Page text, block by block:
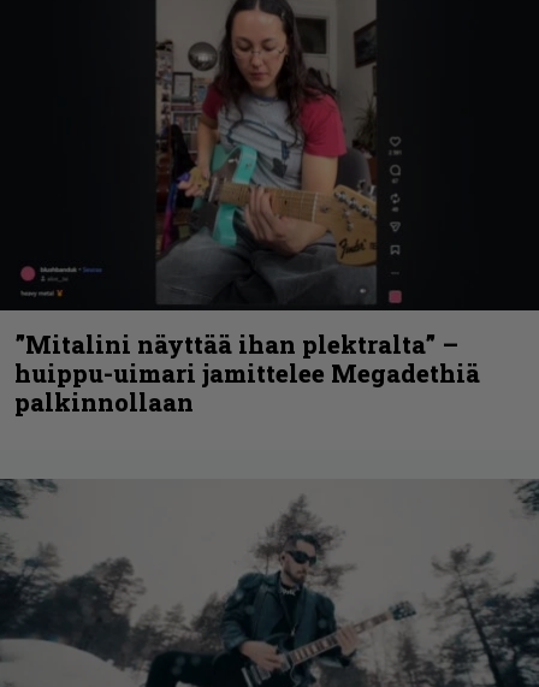
”Mitalini näyttää ihan plektralta” –
huippu-uimari jamittelee Megadethiä
palkinnollaan